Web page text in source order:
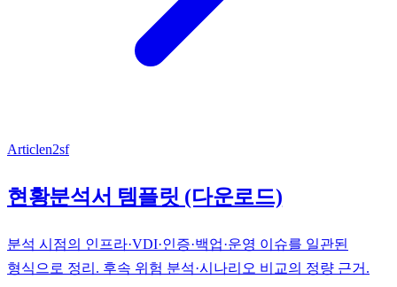
Articlen2sf
현황분석서 템플릿 (다운로드)
분석 시점의 인프라·VDI·인증·백업·운영 이슈를 일관된
형식으로 정리. 후속 위험 분석·시나리오 비교의 정량 근거.